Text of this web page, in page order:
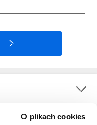
O plikach cookies